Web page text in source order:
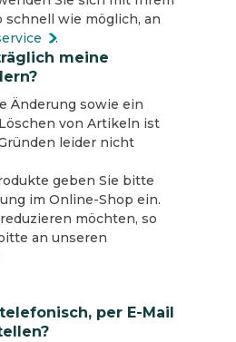
schnell wie möglich, an
.
meine
Änderung sowie ein
von Artikeln ist
leider nicht
geben Sie bitte
im Online-Shop ein.
möchten, so
an unseren
per E-Mail